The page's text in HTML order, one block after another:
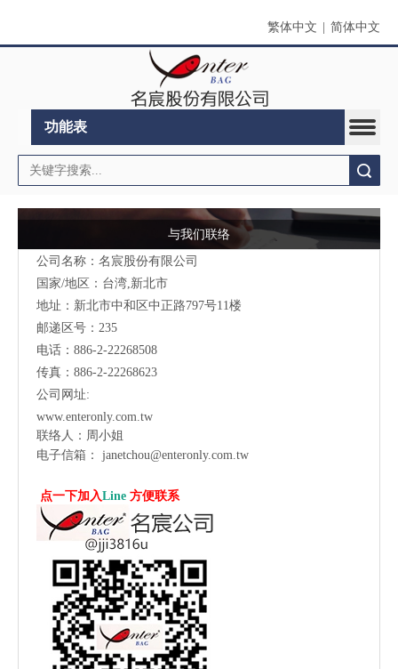
繁体中文 简体中文
功能表
与我们联络
公司名称：名宸股份有限公司
国家/地区：台湾,新北市
地址：新北市中和区中正路797号11楼
邮递区号：235
电话：886-2-22268508
传真：886-2-22268623
公司网址:
www.enteronly.com.tw
联络人：周小姐
电子信箱： janetchou@enteronly.com.tw
点一下加入Line 方便联系